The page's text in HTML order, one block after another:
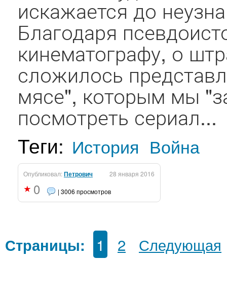
искажается до
Благодаря
кинематографу, о
сложилось
мясе", которым мы
посмотреть сериал...
Теги: История Война
Опубликовал:Петрович 28 января 2016
0 | 3006 просмотров
Страницы: 1 2 Следующая